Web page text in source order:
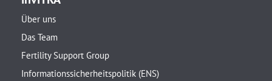
Über uns
Das Team
Fertility Support Group
Informationssicherheitspolitik (ENS)